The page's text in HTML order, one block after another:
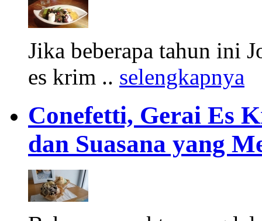
Jika beberapa tahun ini
es krim .. selengkapnya
Conefetti, Gerai Es
dan Suasana yang